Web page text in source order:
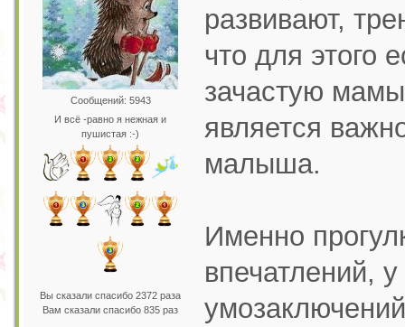
Сообщений: 5943
И всё -равно я нежная и
пушистая :-)
Вы сказали спасибо 2372 раза
Вам сказали спасибо 835 раз
развивают,
что для этого
зачастую
является
малыша.
Именно
впечатлений,